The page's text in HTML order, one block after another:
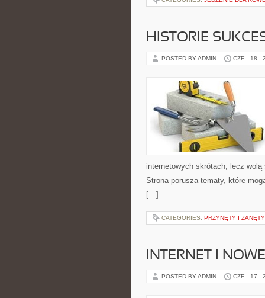
HISTORIE
POSTED BY ADMIN CZE - 18 -
internetowych skrótach, lecz
Strona porusza tematy, które
[…]
CATEGORIES: PRZYNĘTY I ZANĘTY
INTERNET I
POSTED BY ADMIN CZE - 17 -